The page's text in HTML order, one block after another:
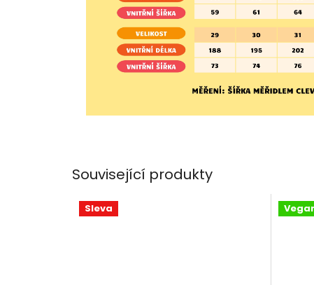
Související produkty
Sleva